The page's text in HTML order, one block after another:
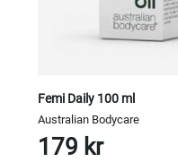
Femi Daily 100 ml
Australian Bodycare
179 kr